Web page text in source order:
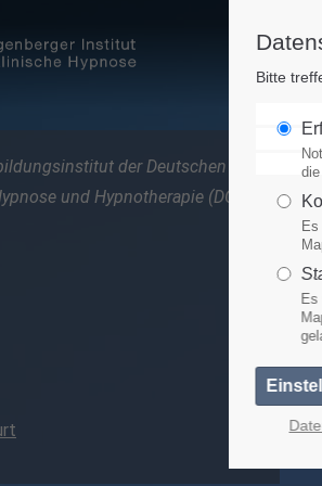
Support
Lorem ipsum
24h
customers
Mon - Fri
der Deutschen
und Hypnotherapie (DGH).
Bitte
Es